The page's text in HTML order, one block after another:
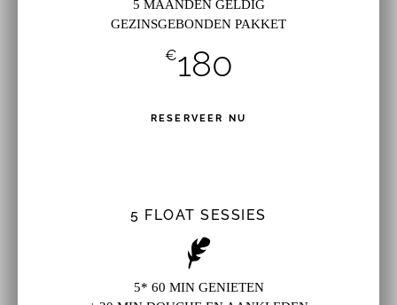
5 MAANDEN GELDIG
GEZINSGEBONDEN PAKKET
€180
RESERVEER NU
5 FLOAT SESSIES
5* 60 MIN GENIETEN